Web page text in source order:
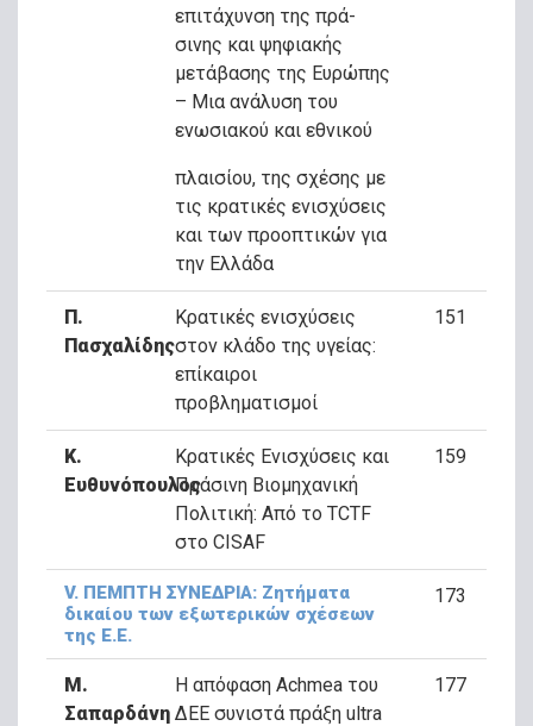
επιτάχυνση της πρά-
σινης και ψηφιακής
μετάβασης της Ευρώπης
– Μια ανάλυση του
ενωσιακού και εθνικού
πλαισίου, της σχέσης με
τις κρατικές ενισχύσεις
και των προοπτικών για
την Ελλάδα
Π.
Πασχαλίδης
Κρατικές ενισχύσεις
στον κλάδο της υγείας:
επίκαιροι
προβληματισμοί
151
Κ.
Ευθυνόπουλος
Κρατικές Ενισχύσεις και
Πράσινη Βιομηχανική
Πολιτική: Από το TCTF
στο CISAF
159
V. ΠΕΜΠΤΗ ΣΥΝΕΔΡΙΑ: Ζητήματα
δικαίου των εξωτερικών σχέσεων
της Ε.Ε.
173
Μ.
Σαπαρδάνη
Η απόφαση Achmea του
ΔΕΕ συνιστά πράξη ultra
177